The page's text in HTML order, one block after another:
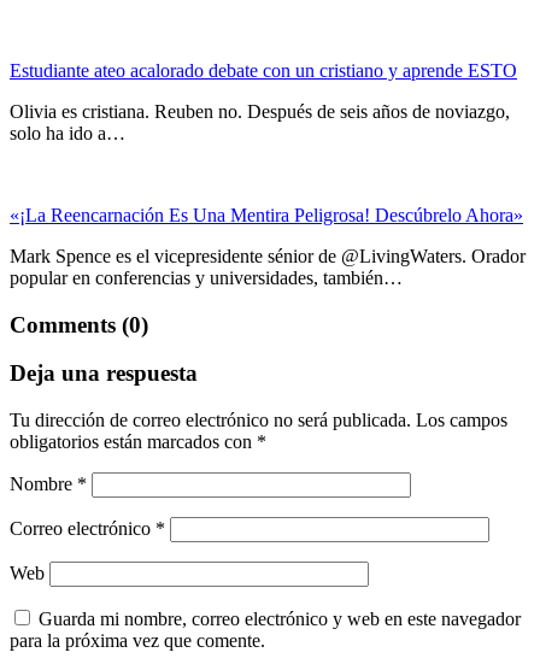
Estudiante ateo acalorado debate con un cristiano y aprende ESTO
Olivia es cristiana. Reuben no. Después de seis años de noviazgo,
solo ha ido a…
«¡La Reencarnación Es Una Mentira Peligrosa! Descúbrelo Ahora»
Mark Spence es el vicepresidente sénior de @LivingWaters. Orador
popular en conferencias y universidades, también…
Comments (0)
Deja una respuesta
Tu dirección de correo electrónico no será publicada. Los campos
obligatorios están marcados con *
Nombre *
Correo electrónico *
Web
Guarda mi nombre, correo electrónico y web en este navegador
para la próxima vez que comente.